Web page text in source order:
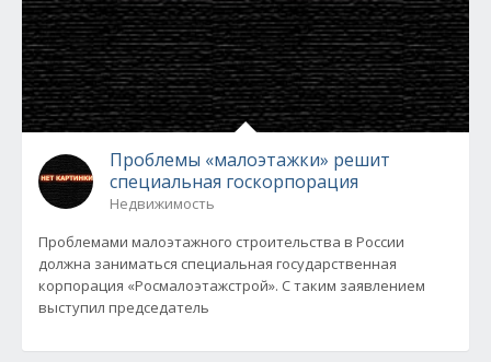
Проблемы «малоэтажки» решит
специальная госкорпорация
Недвижимость
Проблемами малоэтажного строительства в России
должна заниматься специальная государственная
корпорация «Росмалоэтажстрой». С таким заявлением
выступил председатель